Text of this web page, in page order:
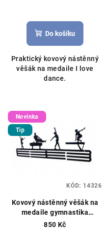
hodnocení
produktu
z
5
hvězdiček.
Do košíku
Praktický kovový nástěnný
věšák na medaile I love
dance.
Novinka
Tip
Kovový nástěnný věšák na
medaile gymnastika
40x13cm černý
850 Kč
KÓD: 14326